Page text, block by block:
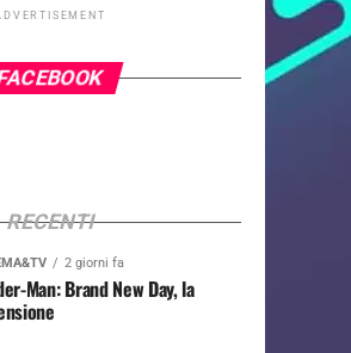
RECENTI
2 giorni fa
Man: Brand New Day, la